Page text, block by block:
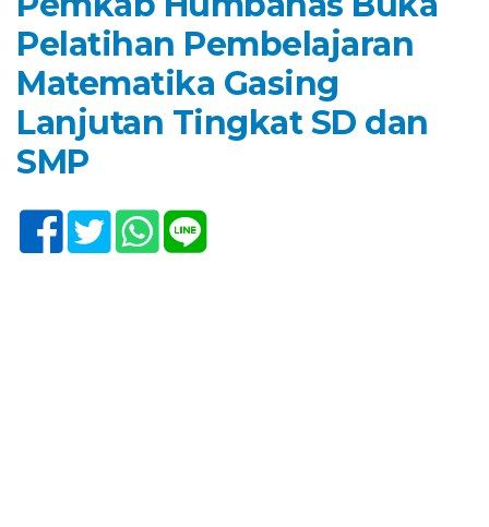
Pelatihan Pembelajaran
Matematika Gasing
Lanjutan Tingkat SD dan
SMP